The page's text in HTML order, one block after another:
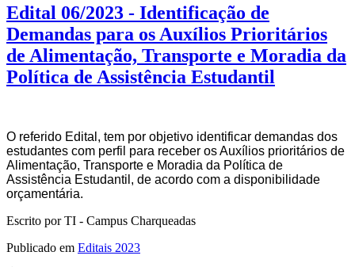
Edital 06/2023 - Identificação de
Demandas para os Auxílios Prioritários
de Alimentação, Transporte e Moradia da
Política de Assistência Estudantil
O referido Edital , tem por objetivo identificar demandas dos
estudantes com perfil para receber os Auxílios prioritários de
Alimentação, Transporte e Moradia da Política de
Assistência Estudantil, de acordo com a disponibilidade
orçamentária.
Escrito por TI - Campus Charqueadas
Publicado em Editais 2023